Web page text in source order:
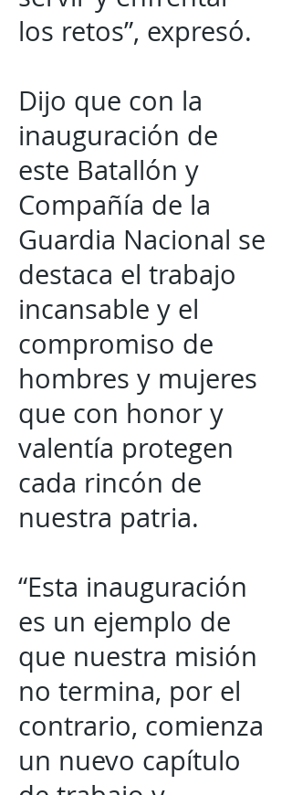
los retos”, expresó.
Dijo que con la
inauguración de
este Batallón y
Compañía de la
Guardia Nacional se
destaca el trabajo
incansable y el
compromiso de
hombres y mujeres
que con honor y
valentía protegen
cada rincón de
nuestra patria.
“Esta inauguración
es un ejemplo de
que nuestra misión
no termina, por el
contrario, comienza
un nuevo capítulo